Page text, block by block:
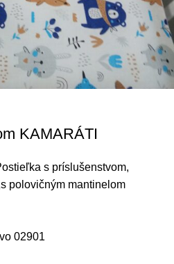
KAMARÁTI
s príslušenstvom,
polovičným mantinelom
02901